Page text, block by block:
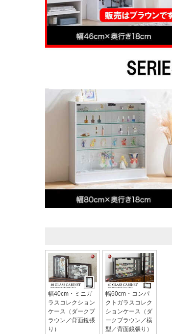
幅40cm・ミニガ
ラスコレクション
ケース（ダークブ
ラウン／背面鏡張
り）
幅60cm・コンパ
クトガラスコレク
ションケース（ダ
ークブラウン／横
型／背面鏡張り）